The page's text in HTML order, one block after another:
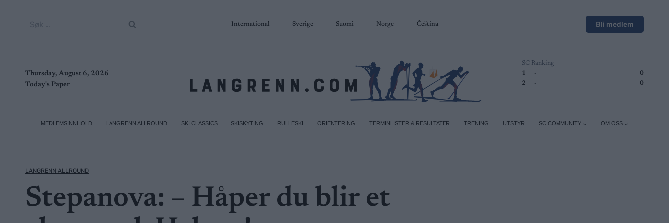
International Sverige Suomi Norge Čeština Bli medlem
Thursday, August 6, 2026
Today's Paper
SC Ranking
1
-
0
2
- 0
MEDLEMSINNHOLD LANGRENN ALLROUND SKI CLASSICS SKISKYTING RULLESKI ORIENTERING TERMINLISTER & RESULTATER TRENING UTSTYR SC COMMUNITY OM OSS
LANGRENN ALLROUND
Stepanova: – Håper du blir et